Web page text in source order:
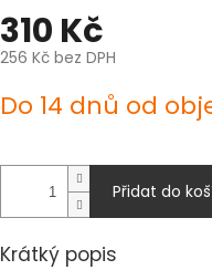
310 Kč
256 Kč bez DPH
cena:
Do 14 dnů od
Přidat do
Krátký popis